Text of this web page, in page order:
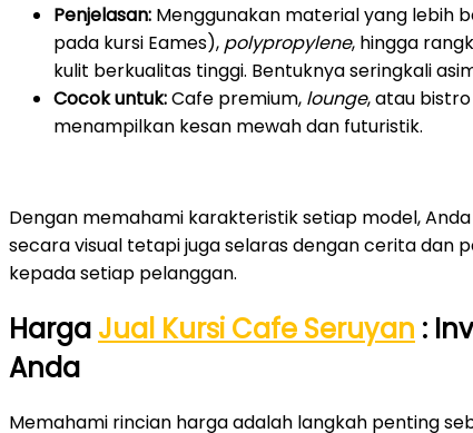
Penjelasan: Menggunakan material yang lebih
pada kursi Eames), polypropylene, hingga
kulit berkualitas tinggi. Bentuknya seringkali
Cocok untuk:Cafe premium, lounge, atau
menampilkan kesan mewah dan futuristik.
Dengan memahami karakteristik setiap model,
secara visual tetapi juga selaras dengan cerita dan
kepada setiap pelanggan.
Harga Jual Kursi Cafe Seruyan :
Anda
Memahami rincian harga adalah langkah penting